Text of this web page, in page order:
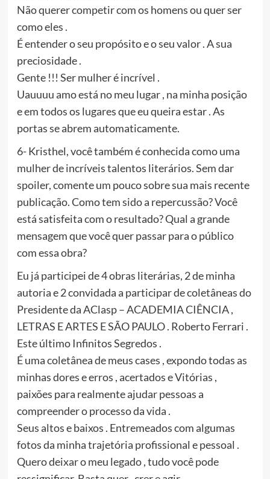
Não querer competir com os homens ou quer ser
como eles .
É entender o seu propósito e o seu valor . A sua
preciosidade .
Gente !!! Ser mulher é incrível .
Uauuuu amo está no meu lugar , na minha posição
e em todos os lugares que eu queira estar . As
portas se abrem automaticamente.
6- Kristhel, você também é conhecida como uma
mulher de incríveis talentos literários. Sem dar
spoiler, comente um pouco sobre sua mais recente
publicação. Como tem sido a repercussão? Você
está satisfeita com o resultado? Qual a grande
mensagem que você quer passar para o público
com essa obra?
Eu já participei de 4 obras literárias, 2 de minha
autoria e 2 convidada a participar de coletâneas do
Presidente da AClasp – ACADEMIA CIÊNCIA ,
LETRAS E ARTES E SÃO PAULO . Roberto Ferrari .
Este último Infinitos Segredos .
É uma coletânea de meus cases , expondo todas as
minhas dores e erros , acertados e Vitórias ,
paixões para realmente ajudar pessoas a
compreender o processo da vida .
Seus altos e baixos . Entremeados com algumas
fotos da minha trajetória profissional e pessoal .
Quero deixar o meu legado , tudo você pode